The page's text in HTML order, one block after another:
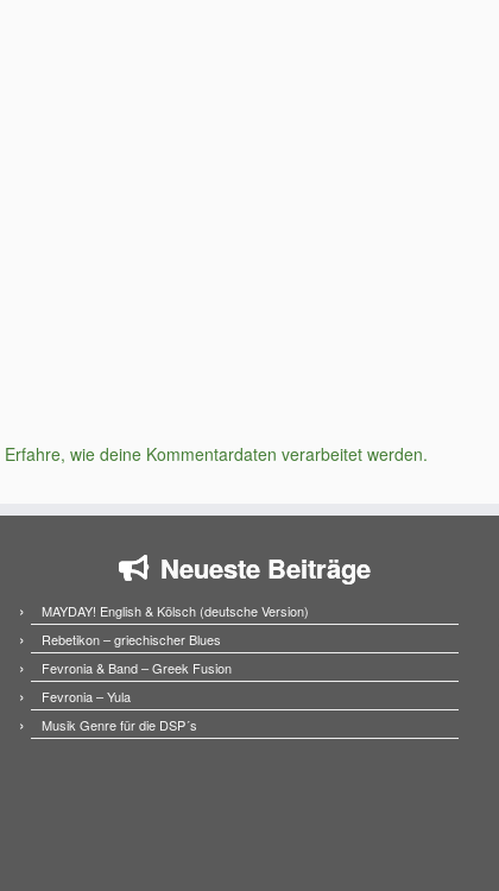
Erfahre, wie deine Kommentardaten verarbeitet werden.
Neueste Beiträge
MAYDAY! English & Kölsch (deutsche Version)
Rebetikon – griechischer Blues
Fevronia & Band – Greek Fusion
Fevronia – Yula
Musik Genre für die DSP´s